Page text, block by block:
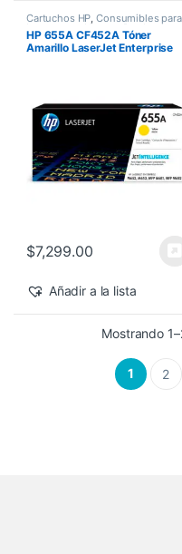
Cartuchos HP,Consumibles para
Impresoras,Nuevos Productos
Sobre Pedido,Toner Original
HP 655A CF452A Tóner
Amarillo LaserJet Enterprise
$7,299.00
Añadir a la lista
Mostrando
1 2